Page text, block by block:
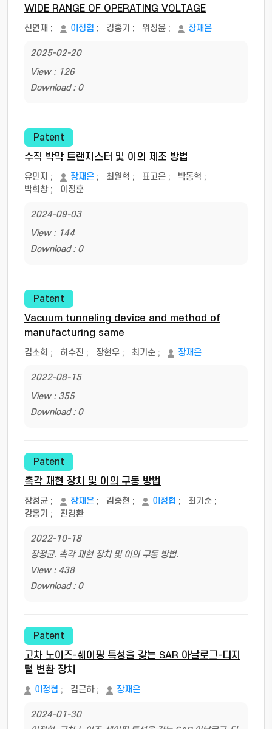
WIDE RANGE OF OPERATING VOLTAGE
신연재 ; 이정협 ; 강홍기 ; 위정윤 ; 장재은
2025-02-20
View : 126
Download : 0
Patent
수직 박막 트랜지스터 및 이의 제조 방법
유민지 ; 장재은 ; 최원혁 ; 표고은 ; 박동혁 ;
박희창; 이정훈
2024-09-03
View : 144
Download : 0
Patent
Vacuum tunneling device and method of
manufacturing same
김소희 ; 허수진 ; 장현우 ; 최기순 ; 장재은
2022-08-15
View : 355
Download : 0
Patent
촉각 재현 장치 및 이의 구동 방법
장정균 ; 장재은 ; 김중현 ; 이정협 ; 최기순 ;
강홍기 ; 진경환
2022-10-18
장정균. 촉각 재현 장치 및 이의 구동 방법.
View : 438
Download : 0
Patent
고차 노이즈-쉐이핑 특성을 갖는 SAR 아날로그-디지
털 변환 장치
이정협 ; 김근하; 장재은
2024-01-30